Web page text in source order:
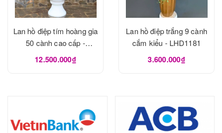
Lan hồ điệp tím hoàng gia
50 cành cao cấp -
LHD1182
12.500.000₫
Lan hồ điệp trắng 9 cành
cắm kiểu - LHD1181
3.600.000₫